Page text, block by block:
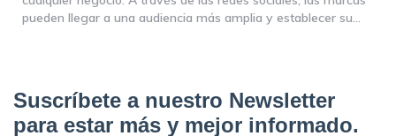
pueden llegar a una audiencia más amplia y establecer su…